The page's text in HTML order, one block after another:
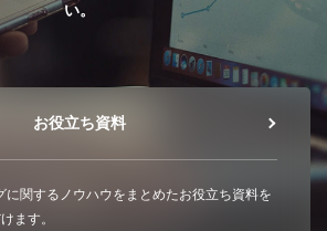
い。
お役立ち資料
に関するノウハウをまとめたお役立ち資料を
ます。